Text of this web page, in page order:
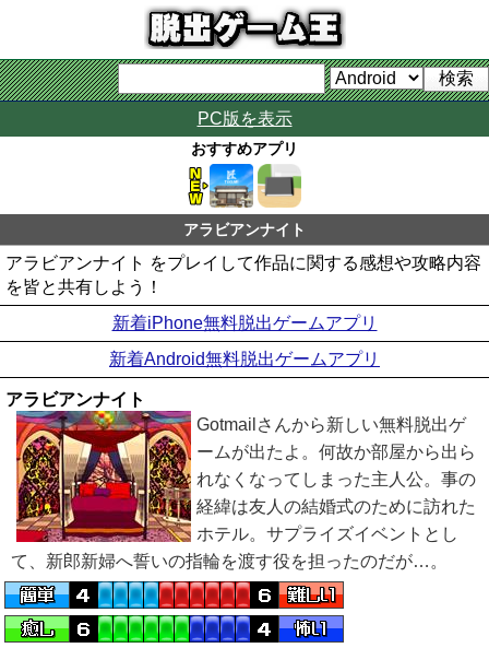
PC版を表示
おすすめアプリ
アラビアンナイト
アラビアンナイト をプレイして作品に関する感想や攻略内容
を皆と共有しよう！
新着iPhone無料脱出ゲームアプリ
新着Android無料脱出ゲームアプリ
アラビアンナイト
Gotmailさんから新しい無料脱出ゲ
ームが出たよ。何故か部屋から出ら
れなくなってしまった主人公。事の
経緯は友人の結婚式のために訪れた
ホテル。サプライズイベントとし
て、新郎新婦へ誓いの指輪を渡す役を担ったのだが…。